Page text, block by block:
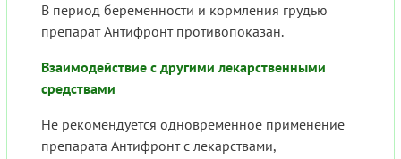
В период беременности и кормления грудью
препарат Антифронт противопоказан.
Взаимодействие с другими лекарственными
средствами
Не рекомендуется одновременное применение
препарата Антифронт с лекарствами,